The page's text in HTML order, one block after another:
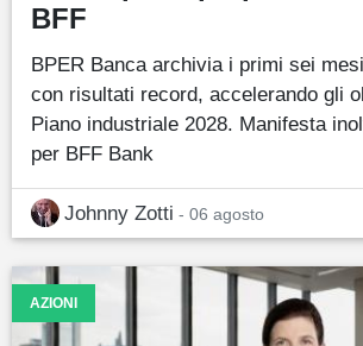
BFF
BPER Banca archivia i primi sei
con risultati record, accelerando gli
Piano industriale 2028. Manifesta
per BFF Bank
Johnny Zotti - 06 agosto
AZIONI